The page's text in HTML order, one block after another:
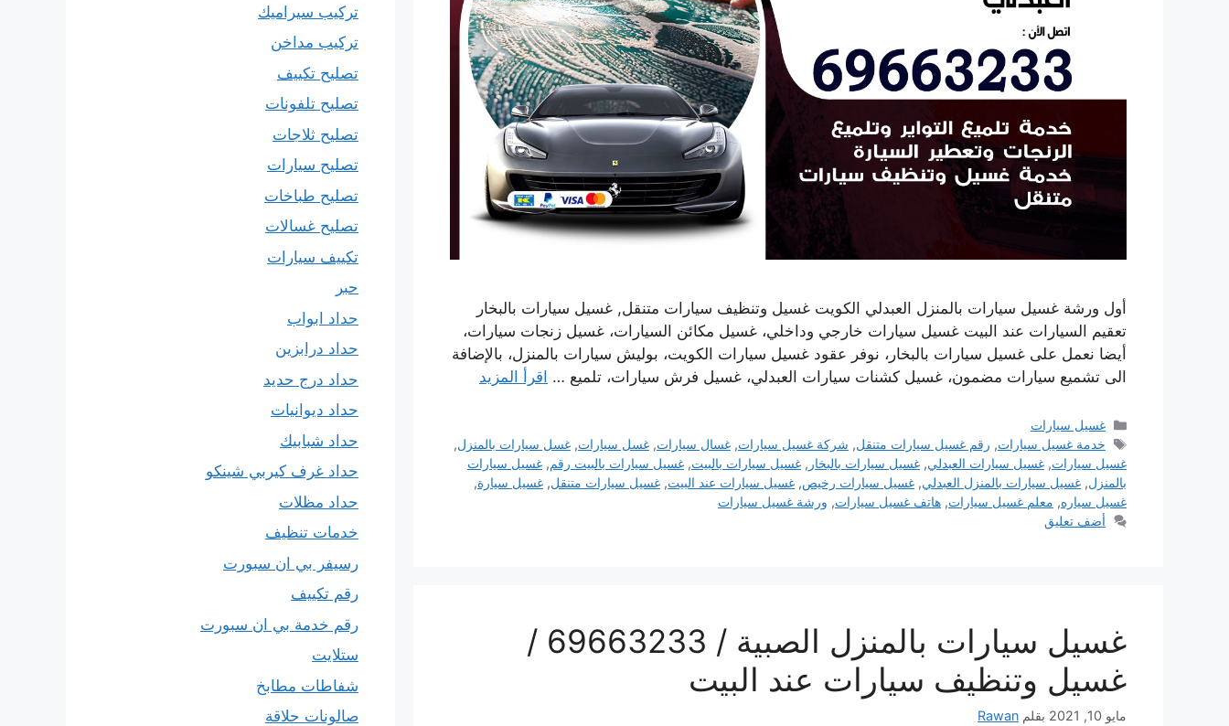
أول ورشة غسيل سيارات بالمنزل العبدلي الكويت غسيل وتنظيف سيارات متنقل, غسيل سيارات بالبخار
تعقيم السيارات عند البيت غسيل سيارات خارجي وداخلي، غسيل مكائن السيارات، غسيل زنجات سيارات،
أيضا نعمل على غسيل سيارات بالبخار، نوفر عقود غسيل سيارات الكويت، بوليش سيارات بالمنزل، بالإضافة
الى تشميع سيارات مضمون، غسيل كشنات سيارات العبدلي، غسيل فرش سيارات، تلميع … اقرأ المزيد
التصنيفات
غسيل سيارات
الوسوم
خدمة غسيل سيارات, رقم غسيل سيارات متنقل, شركة غسيل سيارات,غسال سيارات,غسل سيارات,غسل سيارات بالمنزل,
غسيل سيارات, غسيل سيارات العبدلي, غسيل سيارات بالبخار , غسيل سيارات بالبيت, غسيل سيارات بالبيت رقم, غسيل سيارات
بالمنزل, غسيل سيارات بالمنزل العبدلي, غسيل سيارات رخيص, غسيل سيارات عند البيت, غسيل سيارات متنقل, غسيل سيارة,
غسيل سياره, معلم غسيل سيارات, هاتف غسيل سيارات, ورشة غسيل سيارات
أضف تعليق
غسيل سيارات بالمنزل الصبية / 69663233 /
غسيل وتنظيف سيارات عند البيت
مايو 10, 2021 بقلم Rawan
تركيب سيراميك
تركيب مداخن
تصليح تكييف
تصليح تلفونات
تصليح ثلاجات
تصليح سيارات
تصليح طباخات
تصليح غسالات
تكييف سيارات
حبر
حداد ابواب
حداد درابزين
حداد درج حديد
حداد ديوانيات
حداد شبابيك
حداد غرف كيربي شينكو
حداد مظلات
خدمات تنظيف
رسيفر بي ان سبورت
رقم تكييف
رقم خدمة بي ان سبورت
ستلايت
شفاطات مطابخ
صالونات حلاقة